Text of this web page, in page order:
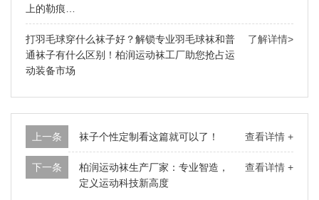
上的勒痕…
打羽毛球穿什么袜子好？解锁专业羽毛球袜和普
通袜子有什么区别！柏润运动袜工厂助您抢占运
动装备市场
了解详情>
上一条 袜子个性定制看这篇就可以了！ 查看详情 +
下一条
柏润运动袜生产厂家：专业智造，
定义运动科技新高度
查看详情 +